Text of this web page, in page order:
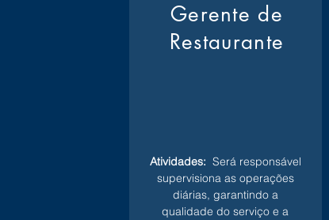
Gerente de
Restaurante
Atividades: Será responsável
supervisiona as operações
diárias, garantindo a
qualidade do serviço e a